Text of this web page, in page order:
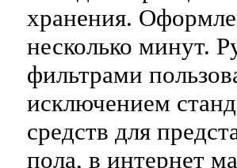
хранения.
несколько минут.
фильтрами
исключением
средств для
пола, в интернет